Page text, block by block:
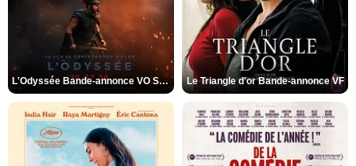
L'Odyssée Bande-annonce VO STFR Le Triangle d'or Bande-annonce VF